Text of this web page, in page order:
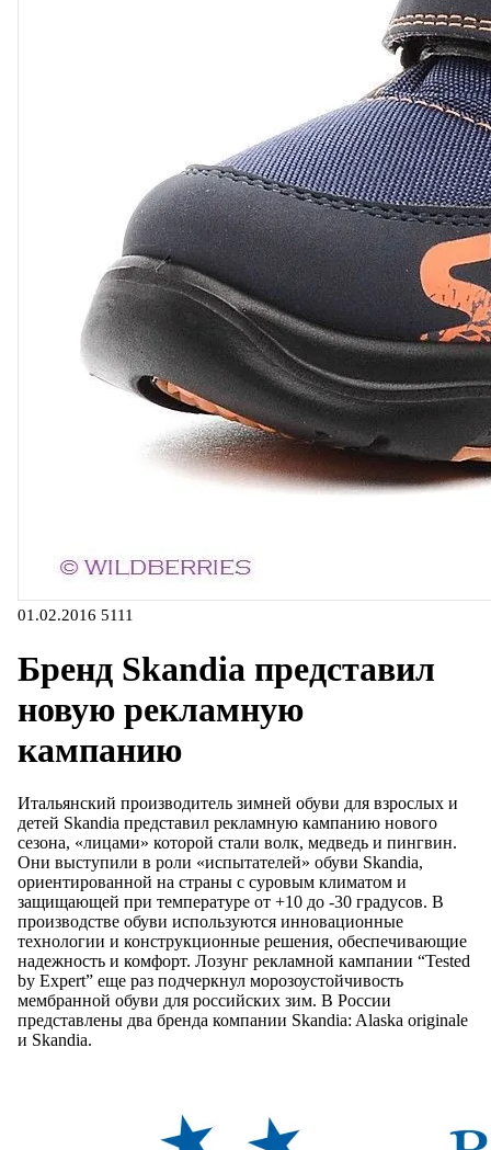
01.02.2016 5111
Бренд Skandia представил
новую рекламную
кампанию
Итальянский производитель зимней обуви для взрослых и
детей Skandia представил рекламную кампанию нового
сезона, «лицами» которой стали волк, медведь и пингвин.
Они выступили в роли «испытателей» обуви Skandia,
ориентированной на страны с суровым климатом и
защищающей при температуре от +10 до -30 градусов. В
производстве обуви используются инновационные
технологии и конструкционные решения, обеспечивающие
надежность и комфорт. Лозунг рекламной кампании “Tested
by Expert” еще раз подчеркнул морозоустойчивость
мембранной обуви для российских зим. В России
представлены два бренда компании Skandia: Alaska originale
и Skandia.